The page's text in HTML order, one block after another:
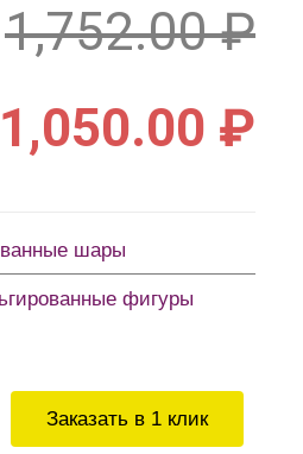
Заказать в 1 клик
1,752.00₽
1,050.00 ₽
шары
фигуры